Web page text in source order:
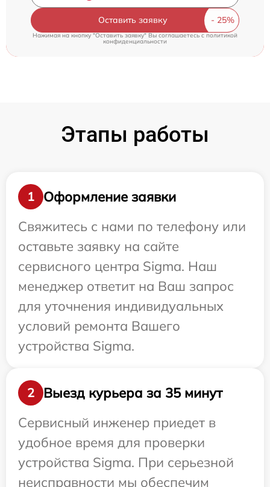
Оставить заявку
Нажимая на кнопку "Оставить заявку" Вы соглашаетесь c политикой
конфиденциальности
Этапы работы
1
Оформление заявки
Свяжитесь с нами по телефону или
оставьте заявку на сайте
сервисного центра Sigma. Наш
менеджер ответит на Ваш запрос
для уточнения индивидуальных
условий ремонта Вашего
устройства Sigma.
2
Выезд курьера за 35 минут
Сервисный инженер приедет в
удобное время для проверки
устройства Sigma. При серьезной
неисправности мы обеспечим